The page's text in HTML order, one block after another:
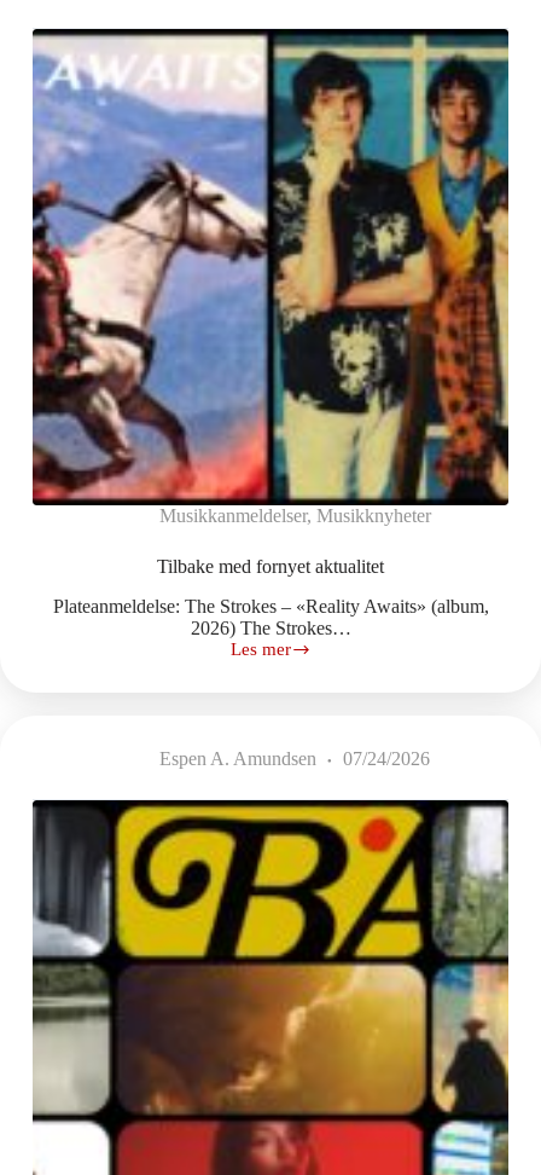
Musikkanmeldelser, Musikknyheter
Tilbake med fornyet aktualitet
Plateanmeldelse: The Strokes – «Reality Awaits» (album,
2026) The Strokes…
Les mer
Tilbake
Espen A. Amundsen 07/24/2026